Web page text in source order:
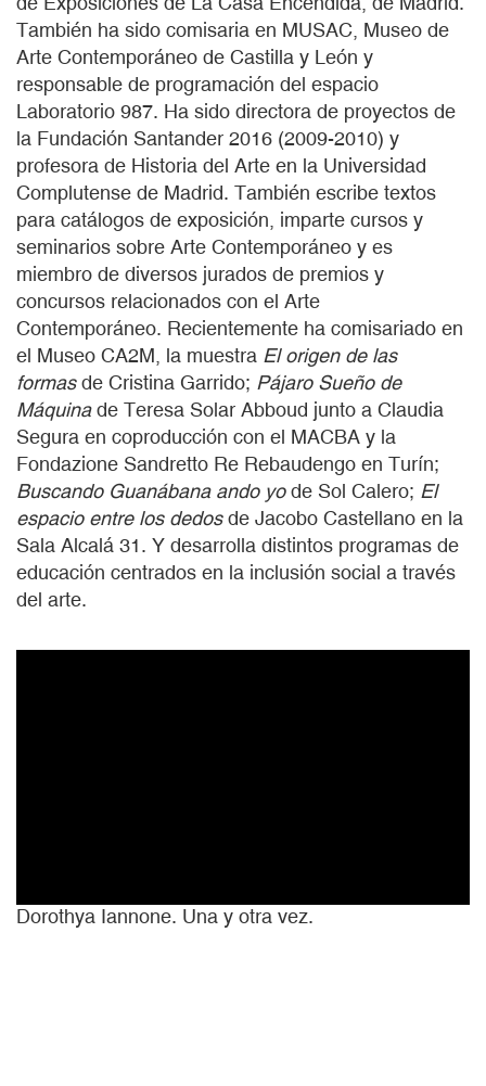
También ha sido comisaria en MUSAC, Museo de
Arte Contemporáneo de Castilla y León y
responsable de programación del espacio
Laboratorio 987. Ha sido directora de proyectos de
la Fundación Santander 2016 (2009-2010) y
profesora de Historia del Arte en la Universidad
Complutense de Madrid. También escribe textos
para catálogos de exposición, imparte cursos y
seminarios sobre Arte Contemporáneo y es
miembro de diversos jurados de premios y
concursos relacionados con el Arte
Contemporáneo. Recientemente ha comisariado en
el Museo CA2M, la muestra El origen de las
formasde Cristina Garrido; Pájaro Sueño de
Máquinade Teresa Solar Abboud junto a Claudia
Segura en coproducción con el MACBA y la
Fondazione Sandretto Re Rebaudengo en Turín;
Buscando Guanábana ando yode Sol Calero; El
espacio entre los dedosde Jacobo Castellano en la
Sala Alcalá 31. Y desarrolla distintos programas de
educación centrados en la inclusión social a través
del arte.
Dorothya Iannone. Una y otra vez.